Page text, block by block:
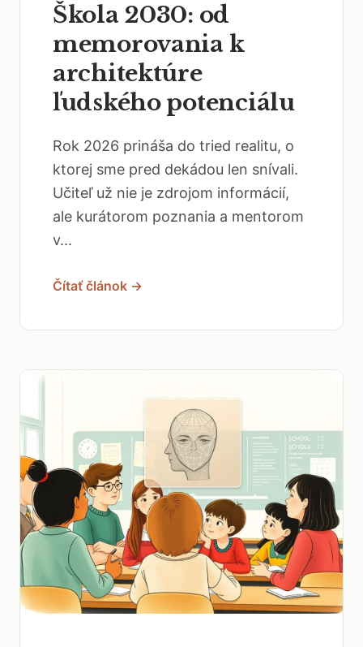
Škola 2030: od
memorovania k
architektúre
ľudského potenciálu
Rok 2026 prináša do tried realitu, o
ktorej sme pred dekádou len snívali.
Učiteľ už nie je zdrojom informácií,
ale kurátorom poznania a mentorom
v...
Čítať článok →